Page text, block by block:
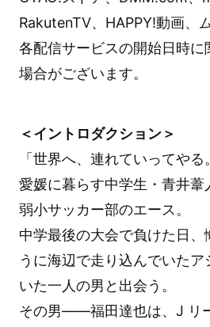
RakutenTV、HAPPY!動画、
各配信サービスの開始日時に
場合がございます。
＜イントロダクション＞
「世界へ、連れていってやる
愛媛に暮らす中学生・青井葦
弱小サッカー部のエース。
中学最後の大会で負けた日、
うに海辺で走り込んでいた
いた一人の男と出会う。
その男——福田達也は、J リ